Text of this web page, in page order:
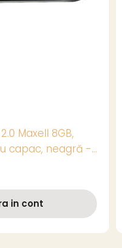
Maxell 8GB,
capac, neagră -
pentru Stocare
in cont